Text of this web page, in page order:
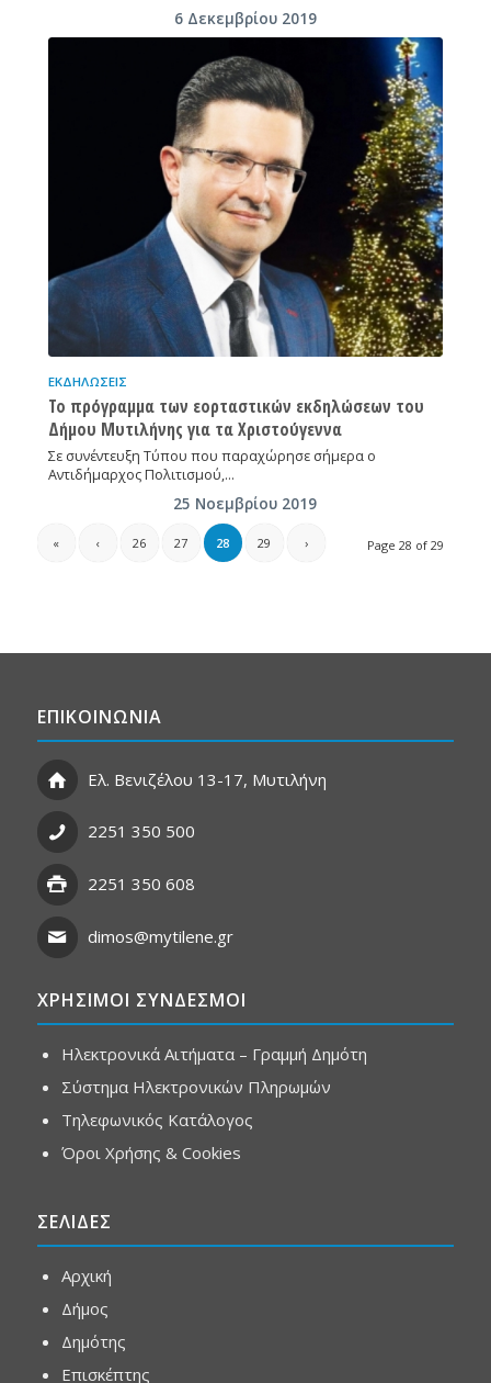
6 Δεκεμβρίου 2019
ΕΚΔΗΛΏΣΕΙΣ
Το πρόγραμμα των εορταστικών εκδηλώσεων του
Δήμου Μυτιλήνης για τα Χριστούγεννα
Σε συνέντευξη Τύπου που παραχώρησε σήμερα ο
Αντιδήμαρχος Πολιτισμού,…
25 Νοεμβρίου 2019
Page 28 of 29
« ‹ 26 27 28 29 ›
ΕΠΙΚΟΙΝΩΝΙΑ
Ελ. Βενιζέλου 13-17, Μυτιλήνη
2251 350 500
2251 350 608
dimos@mytilene.gr
ΧΡΗΣΙΜΟΙ ΣΥΝΔΕΣΜΟΙ
Ηλεκτρονικά Αιτήματα – Γραμμή Δημότη
Σύστημα Ηλεκτρονικών Πληρωμών
Τηλεφωνικός Κατάλογος
Όροι Χρήσης & Cookies
ΣΕΛΙΔΕΣ
Αρχική
Δήμος
Δημότης
Επισκέπτης